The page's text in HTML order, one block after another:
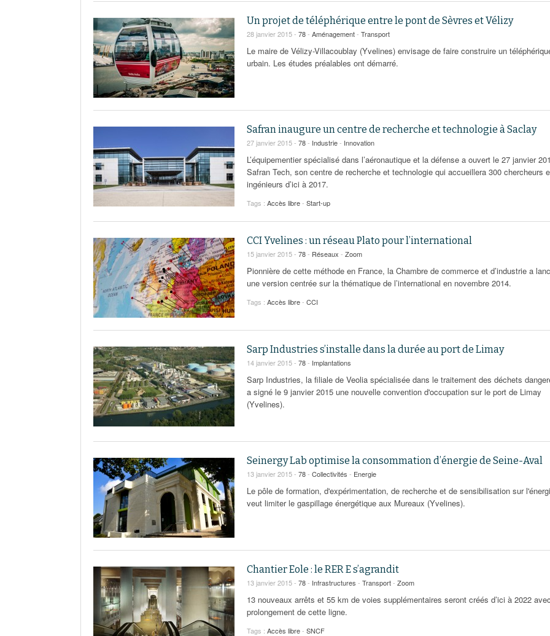
Un projet de téléphérique entre le pont de Sèvres et Vélizy
28 janvier 2015 - 78- Aménagement- Transport
Le maire de Vélizy-Villacoublay (Yvelines) envisage de faire construire un
urbain. Les études préalables ont démarré.
Safran inaugure un centre de recherche et technologie à Saclay
27 janvier 2015 - 78- Industrie- Innovation
L’équipementier spécialisé dans l’aéronautique et la défense a ouvert le 27 janvier
Safran Tech, son centre de recherche et technologie qui accueillera 300 chercheurs
ingénieurs d’ici à 2017.
Tags : Accès libre- Start-up
CCI Yvelines : un réseau Plato pour l’international
15 janvier 2015 - 78- Réseaux - Zoom
Pionnière de cette méthode en France, la Chambre de commerce et d’industrie a
une version centrée sur la thématique de l’international en novembre 2014.
Tags : Accès libre- CCI
Sarp Industries s’installe dans la durée au port de Limay
14 janvier 2015 - 78- Implantations
Sarp Industries, la filiale de Veolia spécialisée dans le traitement des déchets
a signé le 9 janvier 2015 une nouvelle convention d'occupation sur le port de Limay
(Yvelines).
Seinergy Lab optimise la consommation d’énergie de Seine-Aval
13 janvier 2015 - 78- Collectivités - Energie
Le pôle de formation, d'expérimentation, de recherche et de sensibilisation sur
veut limiter le gaspillage énergétique aux Mureaux (Yvelines).
Chantier Eole : le RER E s’agrandit
13 janvier 2015 - 78- Infrastructures - Transport- Zoom
13 nouveaux arrêts et 55 km de voies supplémentaires seront créés d’ici à 2022
prolongement de cette ligne.
Tags : Accès libre- SNCF